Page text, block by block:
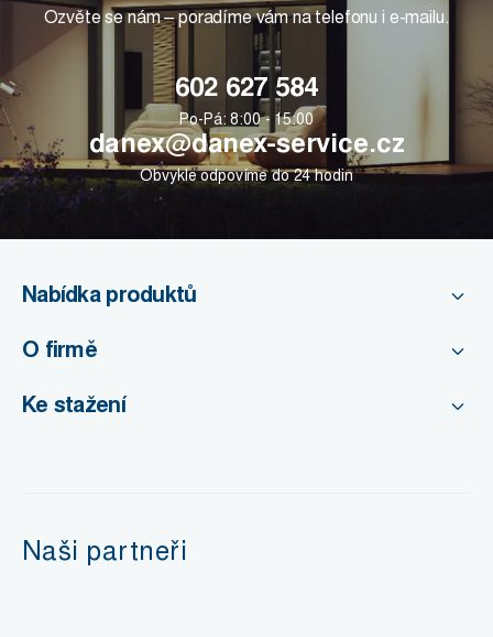
Ozvěte se nám – poradíme vám na telefonu i e-mailu.
602 627 584
Po-Pá: 8:00 - 15:00
danex@danex-service.cz
Obvykle odpovíme do 24 hodin
Nabídka produktů
O firmě
Ke stažení
Naši partneři